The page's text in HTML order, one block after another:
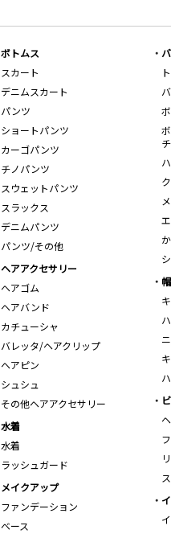
ボトムス
スカート
デニムスカート
パンツ
ショートパンツ
カーゴパンツ
チノパンツ
スウェットパンツ
スラックス
デニムパンツ
パンツ/その他
チ
ヘアアクセサリー
ヘアゴム
ヘアバンド
カチューシャ
バレッタ/ヘアクリップ
ヘアピン
シュシュ
その他ヘアアクセサリー
水着
水着
ラッシュガード
メイクアップ
ファンデーション
ベース